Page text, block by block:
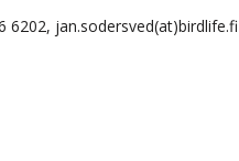
6202, jan.sodersved(at)birdlife.fi